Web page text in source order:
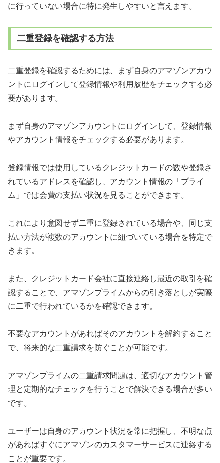
に行っていない場合に特に発生しやすいと言えます。
二重登録を確認する方法
二重登録を確認するためには、まず自身のアマゾンアカウ
ントにログインして登録情報や利用履歴をチェックする必
要があります。
まず自身のアマゾンアカウントにログインして、登録情報
やアカウント情報をチェックする必要があります。
登録情報では使用しているクレジットカードの数や登録さ
れているアドレスを確認し、アカウント情報の「プライ
ム」では会費の支払い状況を見ることができます。
これにより意図せず二重に登録されている場合や、同じ支
払い方法が複数のアカウントに紐づいている場合を特定で
きます。
また、クレジットカード会社に直接連絡し最近の取引を確
認することで、アマゾンプライムからの引き落としが実際
に二重で行われているかを確認できます。
不要なアカウントがあればそのアカウントを解約すること
で、将来的な二重請求を防ぐことが可能です。
アマゾンプライムの二重請求問題は、適切なアカウント管
理と定期的なチェックを行うことで解決できる場合が多い
です。
ユーザーは自身のアカウント状況を常に把握し、不明な点
があればすぐにアマゾンのカスタマーサービスに連絡する
ことが重要です。